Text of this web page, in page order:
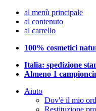
al menù principale
al contenuto
al carrello
100% cosmetici
Italia: spedizione
Almeno 1
Aiuto
Dov'è il mio
Restituzione